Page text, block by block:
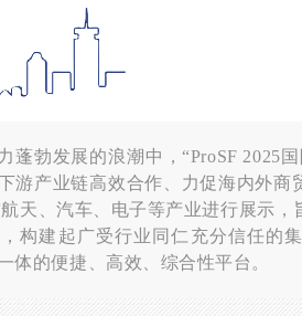
蓬勃发展的浪潮中，“ProSF 2025
游产业链高效合作、力促海内外商
天、汽车、电子等产业进行展示
构建起广受行业同仁充分信任的
体的便捷、高效、综合性平台。